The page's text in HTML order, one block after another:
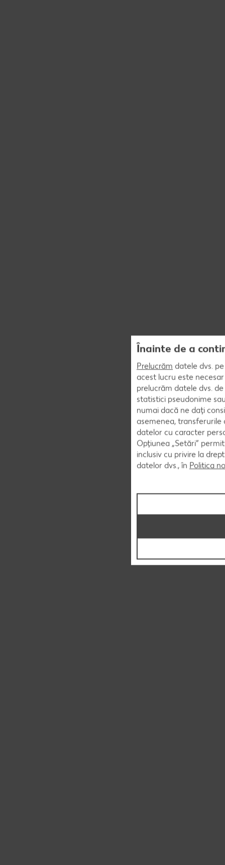
Înainte de a
Prelucrăm datele dvs.
acest lucru este
prelucrăm datele dvs.
statistici pseudonime
numai dacă ne dați
asemenea,
datelor cu caracter
Opțiunea „Setări”
inclusiv cu privire la
datelor dvs., în Politica